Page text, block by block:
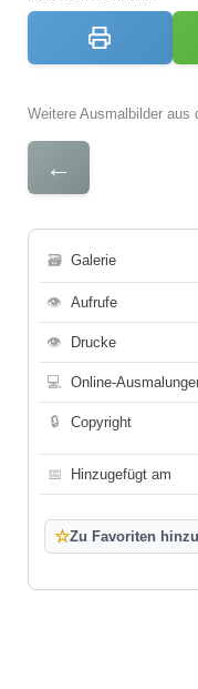
Weitere Ausmalbilder aus
←
🗃 Galerie
👁 Aufrufe
👁 Drucke
💻 Online-
🔒 Copyright
📅 Hinzugefügt am
☆Zu Favoriten